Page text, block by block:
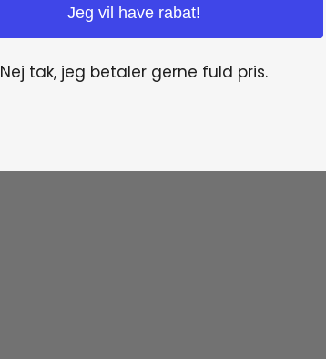
Jeg vil have rabat!
Nej tak, jeg betaler gerne fuld pris.